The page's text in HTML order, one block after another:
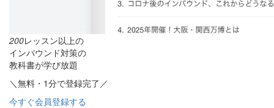
200レッスン以上の
インバウンド対策の
教科書が学び放題
＼無料・1分で登録完了／
今すぐ会員登録する